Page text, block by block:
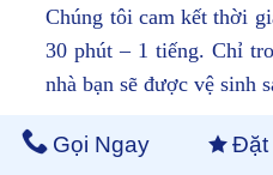
Chúng tôi cam kết thời
30 phút – 1 tiếng. Chỉ
nhà bạn sẽ được vệ sinh
◈Có Nên Sấy Khô Ngay
Gọi Ngay Đặt